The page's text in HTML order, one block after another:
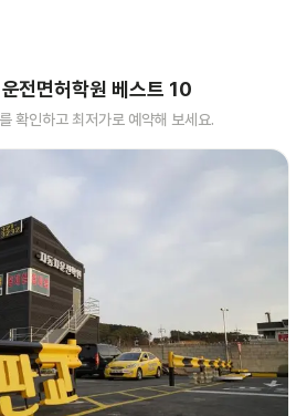
운전면허학원 베스트 10
확인하고 최저가로 예약해 보세요.